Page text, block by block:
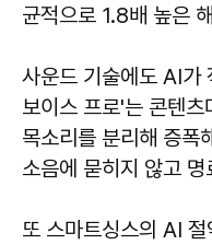
균적으로 1.8배 높은
사운드 기술에도 AI가
보이스 프로'는 콘텐
목소리를 분리해 증폭
소음에 묻히지 않고
또 스마트싱스의 AI